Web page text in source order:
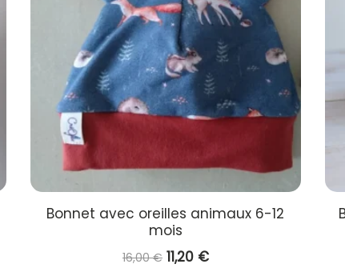
Bonnet avec oreilles animaux 6-12
mois
16,00€ Le
11,20 €Le